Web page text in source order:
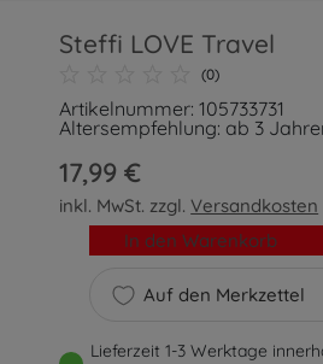
Steffi LOVE Travel
(0)
Artikelnummer: 105733731
Altersempfehlung: ab 3
17,99 €
inkl. MwSt. zzgl.Versandkosten
Auf den Merkzettel
In den Warenkorb
Lieferzeit 1-3 Werktage